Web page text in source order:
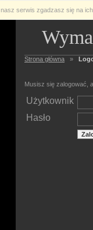
serwis zgadzasz się na
Strona główna »
Musisz się zalogować,
Użytkownik
Hasło